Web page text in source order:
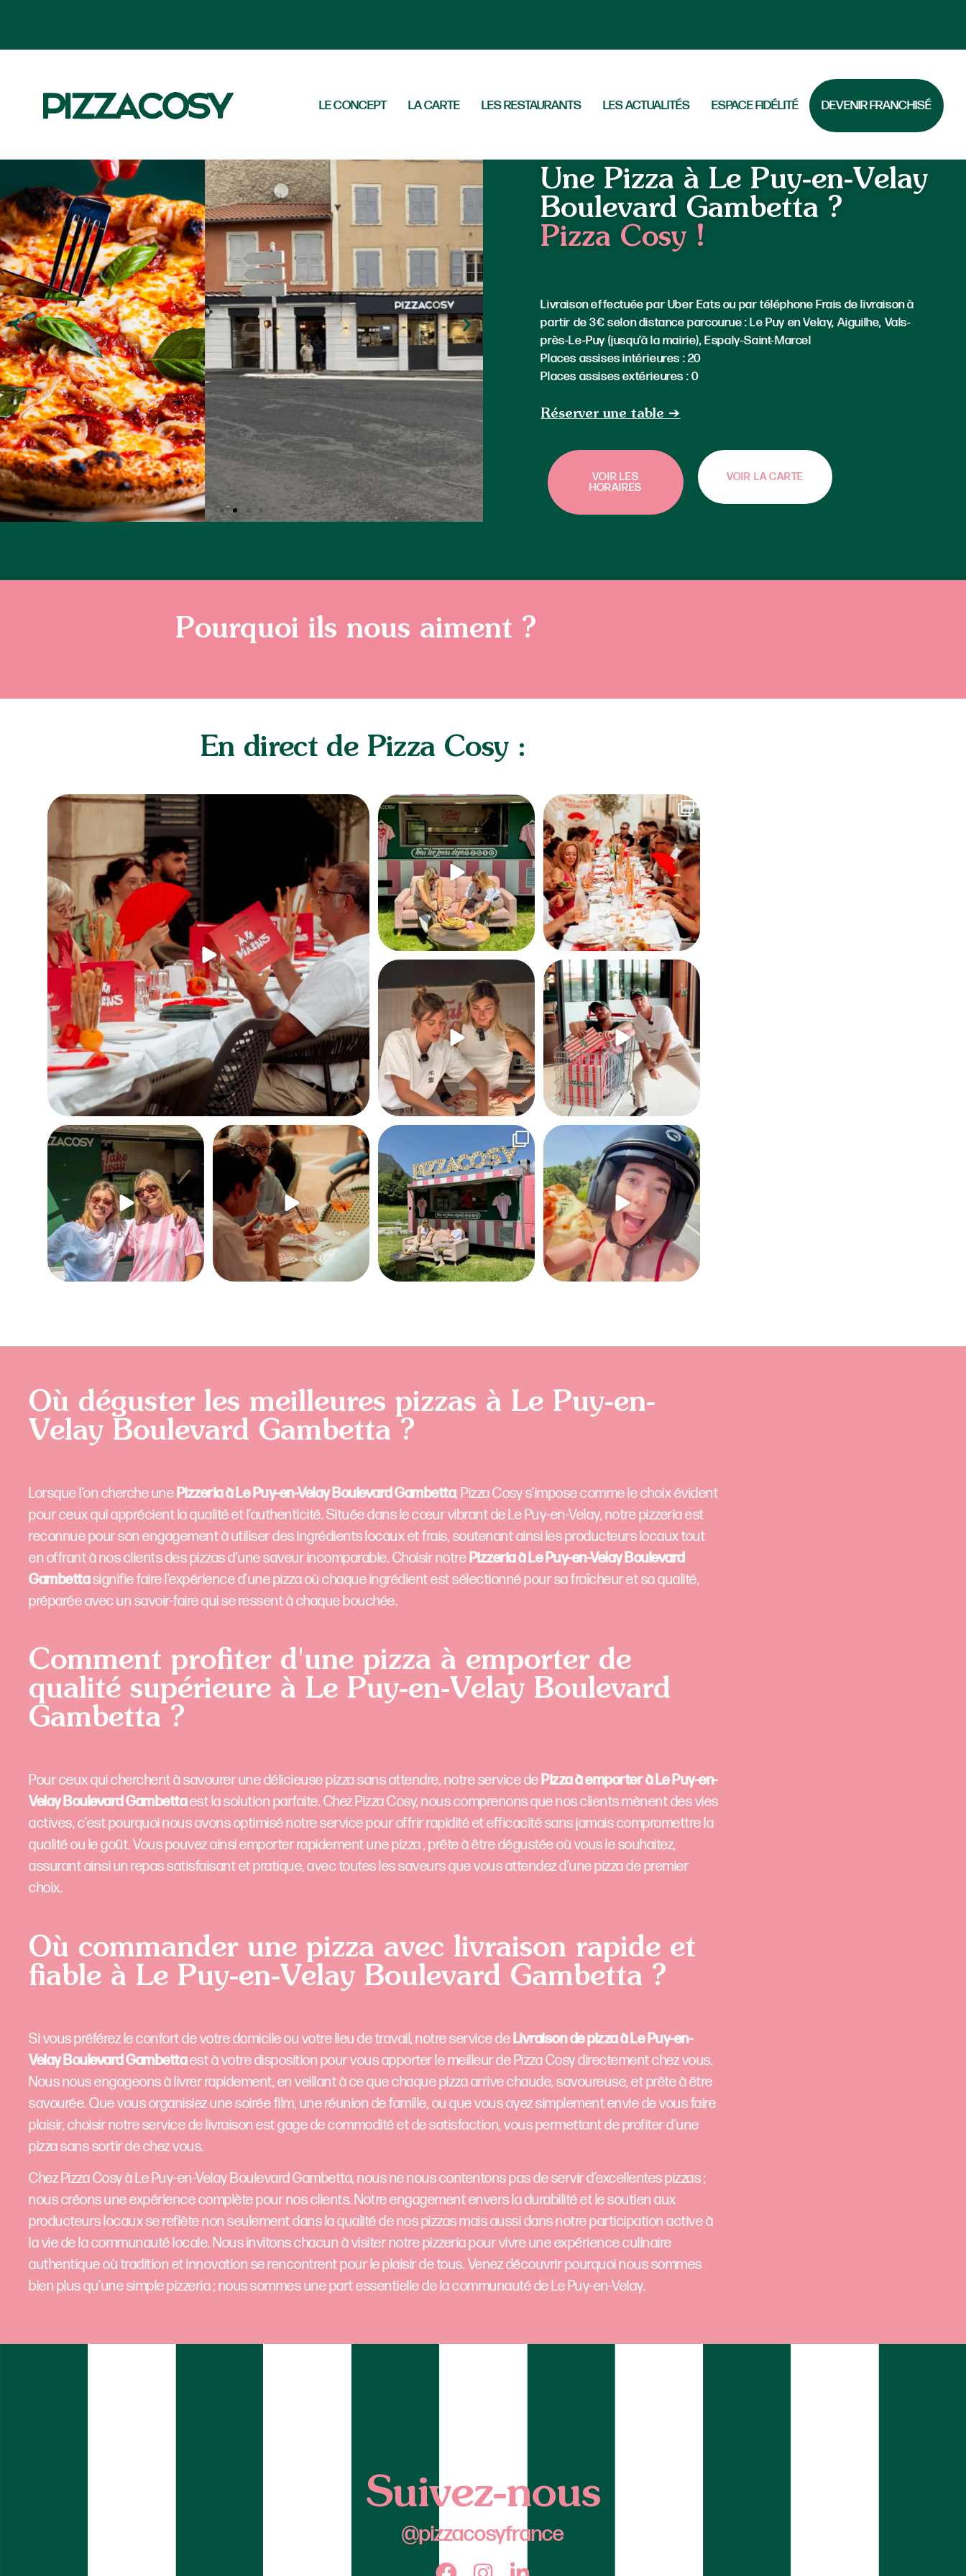
LE CONCEPT LA CARTE LES RESTAURANTS LES ACTUALITÉS ESPACE FIDÉLITÉ DEVENIR FRANCHISÉ
Le Puy-en-Velay Boulevard Gambetta
Une Pizza à Le Puy-en-Velay
Boulevard Gambetta ?
Pizza Cosy !
Livraison effectuée par Uber Eats ou par téléphone Frais de livraison à
partir de 3€ selon distance parcourue : Le Puy en Velay, Aiguilhe, Vals-
près-Le-Puy (jusqu’à la mairie), Espaly-Saint-Marcel
Places assises intérieures : 20
Places assises extérieures : 0
Réserver une table ➔
VOIR LES
HORAIRES
VOIR LA CARTE
Pourquoi ils nous aiment ?
En direct de Pizza Cosy :
@carlalpf @trattoria_di_carlo on aimerait bien
Du Sheryfaluna et une demande en mariage
sur la
335 4
On a retourné Nîmes en mode feria avant
l`heure !
156 32
Petit tips de @nouchka.diet pour réussir une ...
496 12
Le tout premier PizzaCosy dans un centre...
136 0
"Se détacher du chrono et vivre une
aventure
2438 9
Pour l`apéro, pour le déjeuner, pour la soirée...
0
Carla et Nouchka ont passé un petit moment
222 9
PizzaCosy à emporter, pour vos virées en
scout,...
106 6
Où déguster les meilleures pizzas à Le Puy-en-
Velay Boulevard Gambetta ?
Lorsque l’on cherche unePizzeria à Le Puy-en-Velay Boulevard Gambetta, Pizza Cosy s’impose comme le choix évident
pour ceux qui apprécient la qualité et l’authenticité. Située dans le cœur vibrant de Le Puy-en-Velay, notre pizzeria est
reconnue pour son engagement à utiliser des ingrédients locaux et frais, soutenant ainsi les producteurs locaux tout
en offrant à nos clients des pizzas d’une saveur incomparable. Choisir notrePizzeria à Le Puy-en-Velay Boulevard
Gambettasignifie faire l’expérience d’une pizza où chaque ingrédient est sélectionné pour sa fraîcheur et sa qualité,
préparée avec un savoir-faire qui se ressent à chaque bouchée.
Comment profiter d'une pizza à emporter de
qualité supérieure à Le Puy-en-Velay Boulevard
Gambetta ?
Pour ceux qui cherchent à savourer une délicieuse pizza sans attendre, notre service dePizza à emporter à Le Puy-en-
Velay Boulevard Gambettaest la solution parfaite. Chez Pizza Cosy, nous comprenons que nos clients mènent des vies
actives, c’est pourquoi nous avons optimisé notre service pour offrir rapidité et efficacité sans jamais compromettre la
qualité ou le goût. Vous pouvez ainsi emporter rapidement une pizza , prête à être dégustée où vous le souhaitez,
assurant ainsi un repas satisfaisant et pratique, avec toutes les saveurs que vous attendez d’une pizza de premier
choix.
Où commander une pizza avec livraison rapide et
fiable à Le Puy-en-Velay Boulevard Gambetta ?
Si vous préférez le confort de votre domicile ou votre lieu de travail, notre service de Livraison de pizza à Le Puy-en-
Velay Boulevard Gambettaest à votre disposition pour vous apporter le meilleur de Pizza Cosy directement chez vous.
Nous nous engageons à livrer rapidement, en veillant à ce que chaque pizza arrive chaude, savoureuse, et prête à être
savourée. Que vous organisiez une soirée film, une réunion de famille, ou que vous ayez simplement envie de vous faire
plaisir, choisir notre service de livraison est gage de commodité et de satisfaction, vous permettant de profiter d’une
pizza sans sortir de chez vous.
Chez Pizza Cosy à Le Puy-en-Velay Boulevard Gambetta, nous ne nous contentons pas de servir d’excellentes pizzas ;
nous créons une expérience complète pour nos clients. Notre engagement envers la durabilité et le soutien aux
producteurs locaux se reflète non seulement dans la qualité de nos pizzas mais aussi dans notre participation active à
la vie de la communauté locale. Nous invitons chacun à visiter notre pizzeria pour vivre une expérience culinaire
authentique où tradition et innovation se rencontrent pour le plaisir de tous. Venez découvrir pourquoi nous sommes
bien plus qu’une simple pizzeria ; nous sommes une part essentielle de la communauté de Le Puy-en-Velay.
Suivez-nous
@pizzacosyfrance